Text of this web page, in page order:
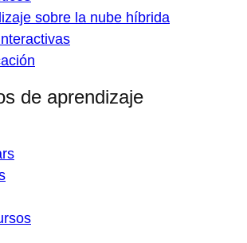
sobre la nube híbrida
de aprendizaje